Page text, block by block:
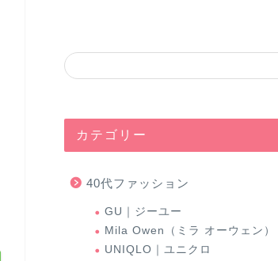
カテゴリー
40代ファッション
GU｜ジーユー
Mila Owen（ミラ オーウェン）
UNIQLO｜ユニクロ